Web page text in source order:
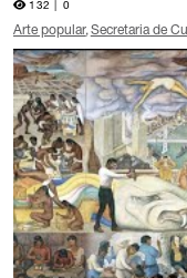
132 | 0
Arte popular Secretaria de